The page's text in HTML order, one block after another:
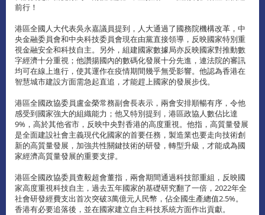
前行！
港區全國人大代表吳永嘉議員提到，人大通過了國務院機構改革，中
央金融委員會和中央科技委員會現在由黨直接領導，反映國家特別重
視金融安全和科技自主。另外，組建國家數據局亦反映國家對推動數
字經濟十分重視；他讚揚國內的數碼化發展十分先進，連法院的審訊
均可在線上進行，使其運作在疫情期間幾乎無受影響。他認為香港在
智慧城市建設方面需急起直追，才能趕上國家的發展步伐。
港區全國政協委員盧金榮常務副會長表示，兩會安排順暢有序，令他
感受到國家強大的組織能力；他又特別提到，港區政協人數佔比達
9%，高於其他省市，反映中央對香港的高度重視。他指，高質量發展
是全面建設社會主義現代化國家的首要任務，製造業也要走向技術創
新的高質量發展，加強共性關鍵技術的研發，轉型升級，才能成為國
家經濟高質量發展的重要支撐。
港區全國政協委員查毅超會董指，兩會期間通過科技部重組，反映國
家高度重視科技自主，過去五年國家的基礎研究翻了一倍，2022年全
社會研發經費支出首次突破3萬億元人民幣，佔全國生產總值2.5%。
香港有必要追落後，並在國家建立自主科技系統方面作出貢獻。